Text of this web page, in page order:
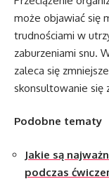
może objawiać się
trudnościami w
zaburzeniami snu.
zaleca się
skonsultowanie się
Podobne tematy
Jakie są
podczas